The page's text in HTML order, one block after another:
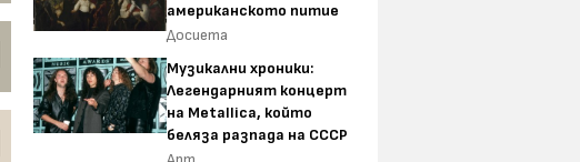
американското питие
Досиета
Музикални хроники:
Легендарният концерт
на Metallica, който
беляза разпада на СССР